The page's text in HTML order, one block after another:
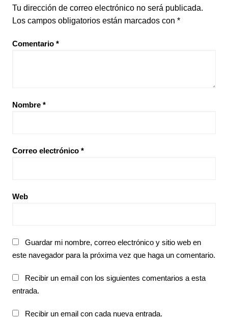
Tu dirección de correo electrónico no será publicada.
Los campos obligatorios están marcados con *
Comentario *
Nombre *
Correo electrónico *
Web
Guardar mi nombre, correo electrónico y sitio web en
este navegador para la próxima vez que haga un comentario.
Recibir un email con los siguientes comentarios a esta
entrada.
Recibir un email con cada nueva entrada.